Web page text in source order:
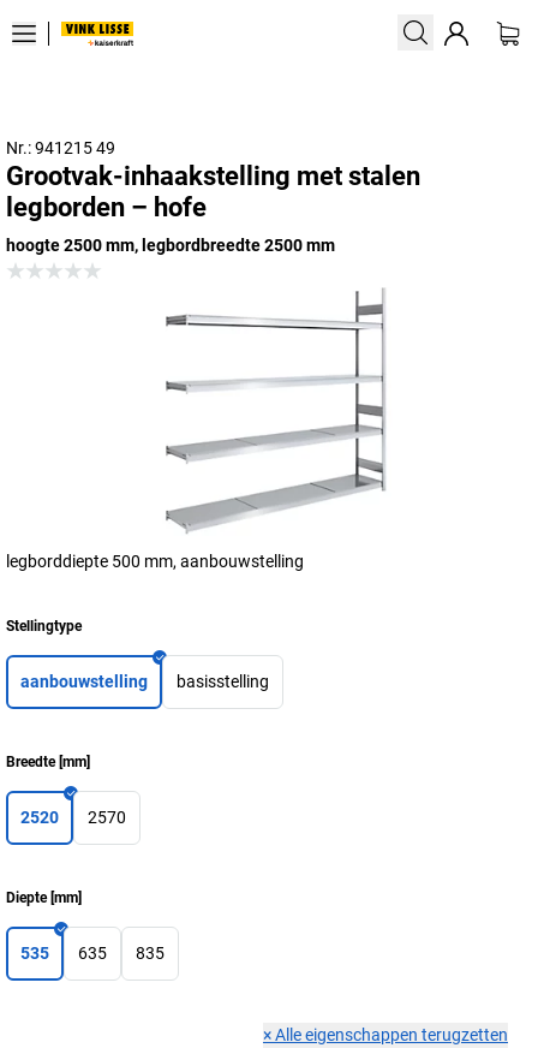
Nr.: 941215 49
Grootvak-inhaakstelling met stalen
legborden – hofe
hoogte 2500 mm, legbordbreedte 2500 mm
legborddiepte 500 mm, aanbouwstelling
Stellingtype
aanbouwstelling basisstelling
Breedte[mm]
2520 2570
Diepte[mm]
535 635 835
×Alle eigenschappen terugzetten